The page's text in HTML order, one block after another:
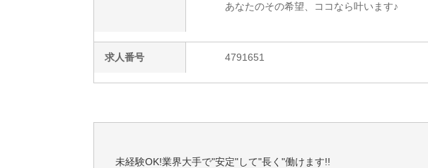
あなたのその希望、ココなら叶います♪
求人番号 4791651
未経験OK!業界大手で"安定"して"長く"働けます!!